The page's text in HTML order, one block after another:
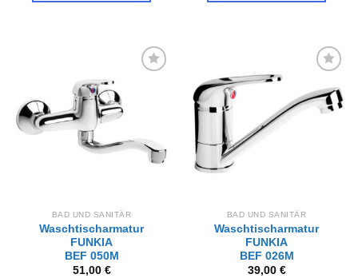
Wunschliste
hinzufügen
BAD UND SANITÄR
Waschtischarmatur
FUNKIA
BEF 050M
51,00 €
Wunschliste
hinzufügen
BAD UND SANITÄR
Waschtischarmatur
FUNKIA
BEF 026M
39,00 €